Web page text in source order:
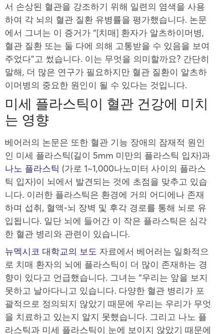
서 손상된 혈관을 강조하기 위해 일련의 염색을 사용
하여 각 뇌의 혈관 질환 유병률을 평가했습니다. 논문
에서 그녀는 이 증거가 “[치매] 환자가 알츠하이머병,
혈관 질환 또는 둘 다에 의해 고통받을 수 있음을 보여
주었다”고 썼습니다. 이는 무엇을 의미할까요? 간단히
말해, 더 많은 연구가 필요하지만 혈관 질환이 알츠하
이머병의 중요한 원인이 될 수 있다는 것입니다.
미세 플라스틱이 혈관 건강에 미치
는 영향
베어러의 논문은 또한 혈관 기능 장애의 잠재적 원인
인 미세 플라스틱(길이 5mm 미만의 플라스틱 입자)과
나노 플라스틱 (가로 1~1,000나노미터 사이의 플라스
틱 입자)이 뇌에서 발견되는 것에 초점을 맞추고 있습
니다. 이러한 플라스틱은 환경에 거의 어디에나 존재
하며 섭취, 혈액-뇌 장벽 및 후각 경로를 통해 뇌로 유
입됩니다. 일단 뇌에 들어간 이 작은 플라스틱은 심각
한 혈관 병리와 관련이 있습니다.
뉴멕시코 대학교의 보도 자료에서 베어러는 일화적으
로 치매 환자의 뇌에 플라스틱이 더 많이 존재하는 경
향이 있다고 언급했습니다. 그녀는 “우리는 앞을 보지
못하고 날아다니고 있습니다. 다양한 혈관 병리가 포
괄적으로 정의되지 않았기 때문에 우리는 우리가 무엇
을 치료하고 있는지 알지 못했습니다. 그리고 나노 플
라스틱과 미세 플라스틱이 눈에 보이지 않았기 때문에